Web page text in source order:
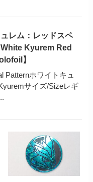
レム：レッドスペ
Kyurem Red
】
Patternホワイトキュ
サイズ/Sizeレギ